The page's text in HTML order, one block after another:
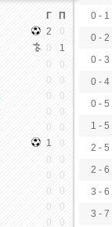
Г П
2 0
0 1
0 0
0 0
0 0
0 0
0 0
1 0
0 0
0 0
0 0
0 0
0 0
0 - 1
0 - 2
0 - 3
0 - 4
0 - 5
1 - 5
2 - 5
2 - 6
3 - 6
3 - 7